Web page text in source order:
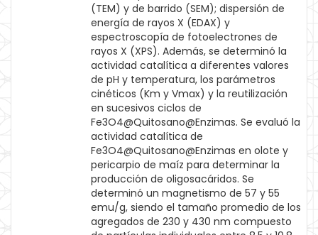
(TEM) y de barrido (SEM); dispersión de
energía de rayos X (EDAX) y
espectroscopía de fotoelectrones de
rayos X (XPS). Además, se determinó la
actividad catalítica a diferentes valores
de pH y temperatura, los parámetros
cinéticos (Km y Vmax) y la reutilización
en sucesivos ciclos de
Fe3O4@Quitosano@Enzimas. Se evaluó la
actividad catalítica de
Fe3O4@Quitosano@Enzimas en olote y
pericarpio de maíz para determinar la
producción de oligosacáridos. Se
determinó un magnetismo de 57 y 55
emu/g, siendo el tamaño promedio de los
agregados de 230 y 430 nm compuesto